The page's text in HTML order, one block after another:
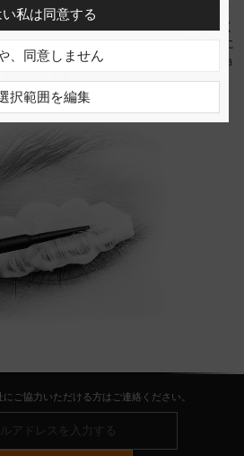
状態によって異なりますが、7～10分間放
たはアプリケーターで製品を取り除いてく
は、ケラチンコンディショナーを塗る前に
はケラチン・まつ毛リフト＆ラミネーショ
っています。
ご協力いただける方はご連絡ください。
い私は同意する
、同意しません
択範囲を編集